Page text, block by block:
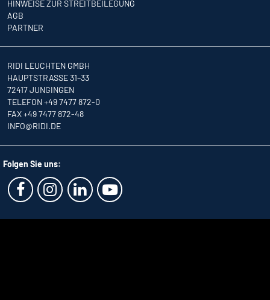
HINWEISE ZUR STREITBEILEGUNG
AGB
PARTNER
RIDI LEUCHTEN GMBH
HAUPTSTRASSE 31–33
72417 JUNGINGEN
TELEFON +49 7477 872-0
FAX +49 7477 872-48
INFO@RIDI.DE
Folgen Sie uns: